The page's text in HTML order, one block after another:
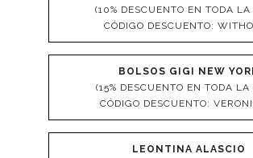
(10% DESCUENTO EN TODA
CÓDIGO DESCUENTO:
BOLSOS GIGI NEW
(15% DESCUENTO EN TODA LA
CÓDIGO DESCUENTO:
LEONTINA ALASCIO